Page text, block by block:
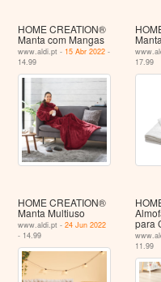
HOME CREATION®
Manta com Mangas
www.aldi.pt - 15 Abr 2022 -
14.99
17.99
HOME CREATION®
Manta Multiuso
www.aldi.pt -24 Jun 2022
- 14.99
para
11.99